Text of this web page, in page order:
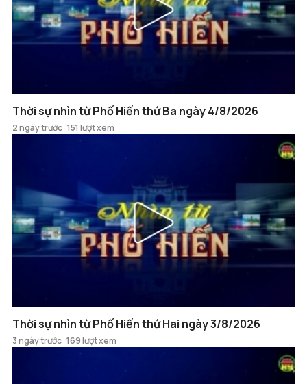
Thời sự nhìn từ Phố Hiến thứ Ba ngày 4/8/2026
2 ngày trước 151 lượt xem
Thời sự nhìn từ Phố Hiến thứ Hai ngày 3/8/2026
3 ngày trước 169 lượt xem